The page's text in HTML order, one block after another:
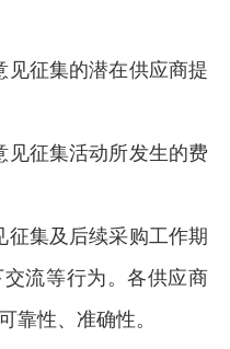
见征集的潜在供应商提
见征集活动所发生的费
征集及后续采购工作期
流等行为。各供应商
靠性、准确性。